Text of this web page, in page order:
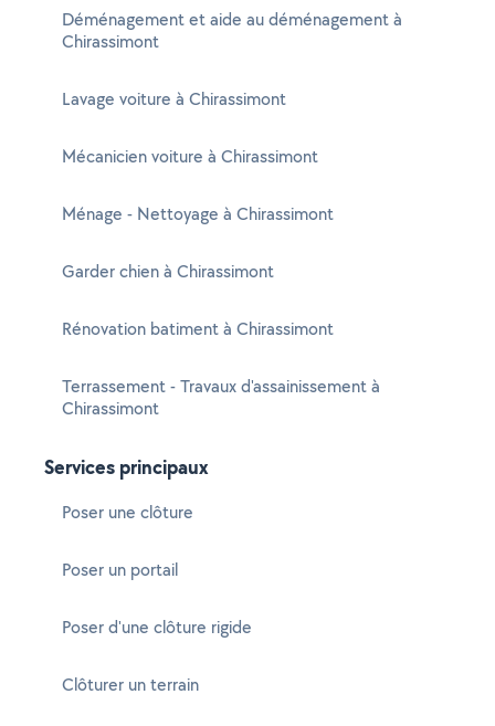
Déménagement et aide au déménagement à
Chirassimont
Lavage voiture à Chirassimont
Mécanicien voiture à Chirassimont
Ménage - Nettoyage à Chirassimont
Garder chien à Chirassimont
Rénovation batiment à Chirassimont
Terrassement - Travaux d'assainissement à
Chirassimont
Services principaux
Poser une clôture
Poser un portail
Poser d'une clôture rigide
Clôturer un terrain